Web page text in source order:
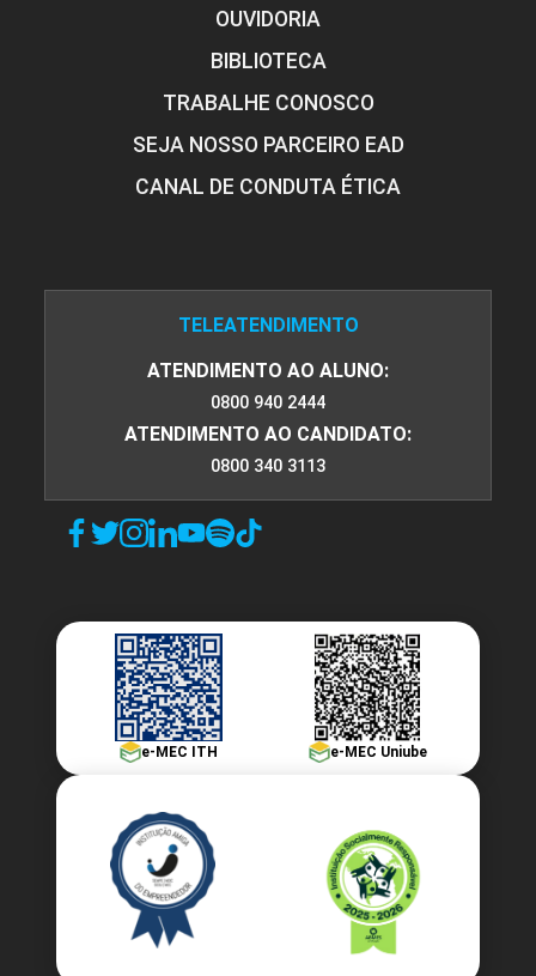
OUVIDORIA
BIBLIOTECA
TRABALHE CONOSCO
SEJA NOSSO PARCEIRO EAD
CANAL DE CONDUTA ÉTICA
TELEATENDIMENTO
ATENDIMENTO AO ALUNO:
0800 940 2444
ATENDIMENTO AO CANDIDATO:
0800 340 3113
e-MEC ITH e-MEC Uniube